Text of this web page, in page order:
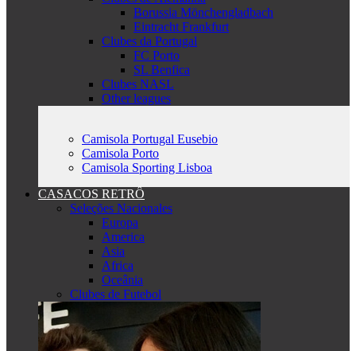
Borussia Mönchengladbach
Eintracht Frankfurt
Clubes da Portugal
FC Porto
SL Benfica
Clubes NASL
Other leagues
Camisola Portugal Eusebio
Camisola Porto
Camisola Sporting Lisboa
CASACOS RETRÔ
Seleções Nacionales
Europa
America
Asia
Africa
Oceânia
Clubes de Futebol